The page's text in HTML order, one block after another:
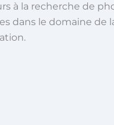
à la recherche de
dans le domaine de